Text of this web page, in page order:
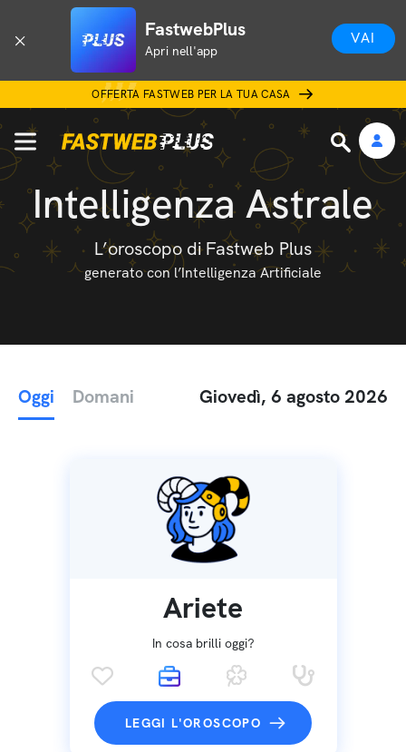
FastwebPlus
Apri nell'app
VAI
OFFERTA FASTWEB PER LA TUA CASA
Intelligenza Astrale
L’oroscopo di Fastweb Plus
generato con l’Intelligenza Artificiale
Oggi Domani Giovedì, 6 agosto 2026
Ariete
In cosa brilli oggi?
LEGGI L'OROSCOPO